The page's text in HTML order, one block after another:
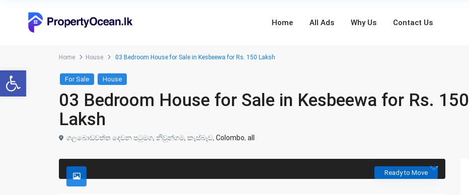
Open toolbar
Home All Ads Why Us Contact Us
Home House 03 Bedroom House for Sale in Kesbeewa for Rs. 150 Laksh
For Sale House
03 Bedroom House for Sale in Kesbeewa for Rs. 150
Laksh
ගලබොඩවත්ත දෙවන පටුමග, නිවුන්ගම, කැස්බෑව, Colombo, all
Ready to Move